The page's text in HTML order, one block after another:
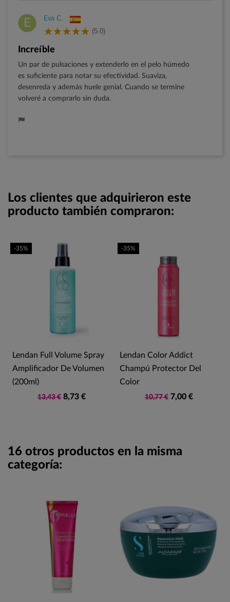
E Eva C.
(5.0)
Increíble
Un par de pulsaciones y extenderlo en el pelo húmedo
es suficiente para notar su efectividad. Suaviza,
desenreda y además huele genial. Cuando se termine
volveré a comprarlo sin duda.
Los clientes que adquirieron este
producto también compraron:
Lendan Full Volume Spray
Amplificador De Volumen
(200ml)
13,43 € 8,73 €
-35%
Lendan Color Addict
Champú Protector Del
Color
10,77 € 7,00 €
-35%
16 otros productos en la misma
categoría: